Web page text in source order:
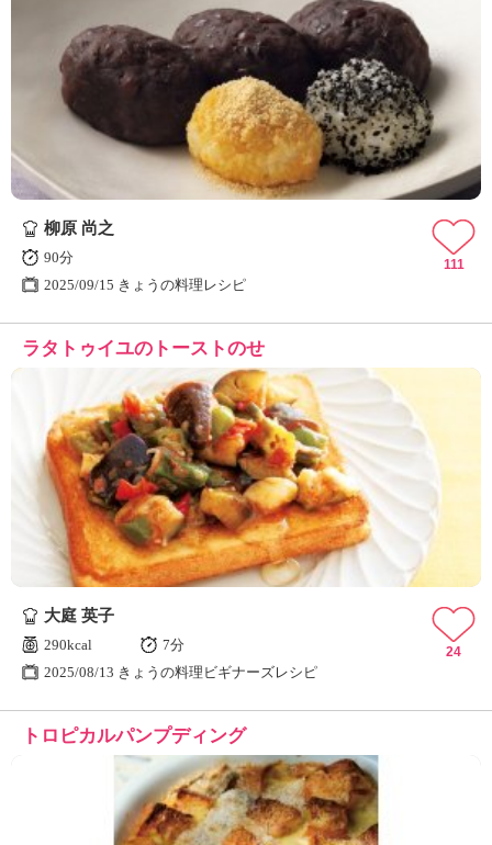
柳原 尚之
90分
2025/09/15 きょうの料理レシピ
111
ラタトゥイユのトーストのせ
大庭 英子
290kcal
7分
2025/08/13 きょうの料理ビギナーズレシピ
24
トロピカルパンプディング